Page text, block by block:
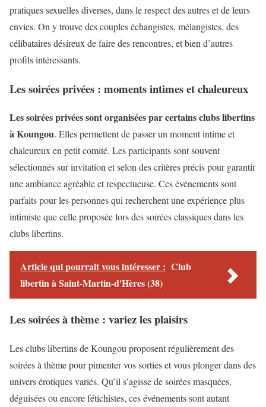
pratiques sexuelles diverses, dans le respect des autres et de leurs
envies. On y trouve des couples échangistes, mélangistes, des
célibataires désireux de faire des rencontres, et bien d’autres
profils intéressants.
Les soirées privées : moments intimes et chaleureux
Les soirées privées sont organisées par certains clubs libertins
à Koungou. Elles permettent de passer un moment intime et
chaleureux en petit comité. Les participants sont souvent
sélectionnés sur invitation et selon des critères précis pour garantir
une ambiance agréable et respectueuse. Ces événements sont
parfaits pour les personnes qui recherchent une expérience plus
intimiste que celle proposée lors des soirées classiques dans les
clubs libertins.
Article qui pourrait vous intéresser : Club
libertin à Saint-Martin-d'Hères (38)
Les soirées à thème : variez les plaisirs
Les clubs libertins de Koungou proposent régulièrement des
soirées à thème pour pimenter vos sorties et vous plonger dans des
univers érotiques variés. Qu’il s’agisse de soirées masquées,
déguisées ou encore fétichistes, ces événements sont autant